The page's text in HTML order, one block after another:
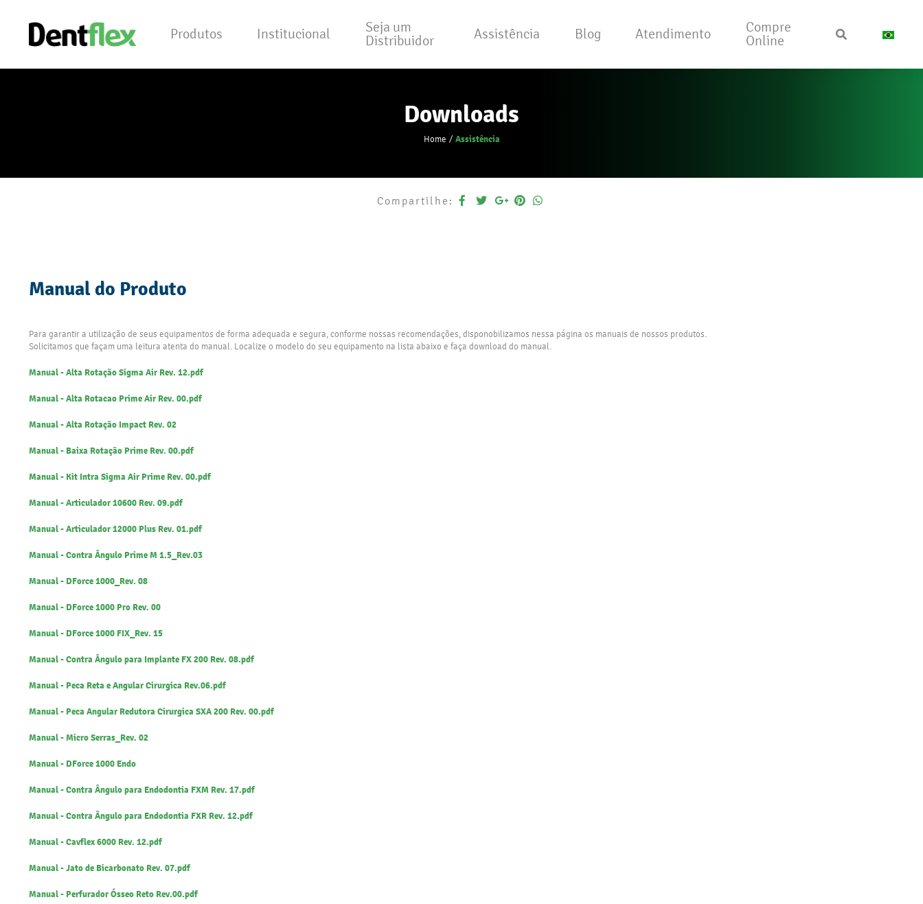
Produtos Institucional
Seja um
Distribuidor
Assistência Blog Atendimento
Compre
Online
Downloads
Home Assistência
Compartilhe:
Manual do Produto
Para garantir a utilização de seus equipamentos de forma adequada e segura, conforme nossas recomendações, disponobilizamos nessa página os manuais de nossos produtos.
Solicitamos que façam uma leitura atenta do manual. Localize o modelo do seu equipamento na lista abaixo e faça download do manual.
Manual - Alta Rotação Sigma Air Rev. 12.pdf
Manual - Alta Rotacao Prime Air Rev. 00.pdf
Manual - Alta Rotação Impact Rev. 02
Manual - Baixa Rotação Prime Rev. 00.pdf
Manual - Kit Intra Sigma Air Prime Rev. 00.pdf
Manual - Articulador 10600 Rev. 09.pdf
Manual - Articulador 12000 Plus Rev. 01.pdf
Manual - Contra Ângulo Prime M 1.5_Rev.03
Manual - DForce 1000_Rev. 08
Manual - DForce 1000 Pro Rev. 00
Manual - DForce 1000 FIX_Rev. 15
Manual - Contra Ângulo para Implante FX 200 Rev. 08.pdf
Manual - Peca Reta e Angular Cirurgica Rev.06.pdf
Manual - Peca Angular Redutora Cirurgica SXA 200 Rev. 00.pdf
Manual - Micro Serras_Rev. 02
Manual - DForce 1000 Endo
Manual - Contra Ângulo para Endodontia FXM Rev. 17.pdf
Manual - Contra Ângulo para Endodontia FXR Rev. 12.pdf
Manual - Cavflex 6000 Rev. 12.pdf
Manual - Jato de Bicarbonato Rev. 07.pdf
Manual - Perfurador Ósseo Reto Rev.00.pdf